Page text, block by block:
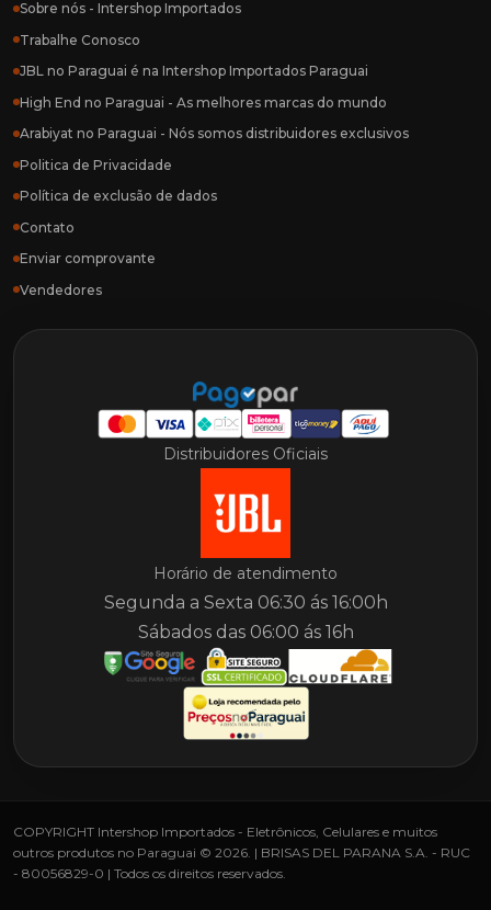
Sobre nós - Intershop Importados
Trabalhe Conosco
JBL no Paraguai é na Intershop Importados Paraguai
High End no Paraguai - As melhores marcas do mundo
Arabiyat no Paraguai - Nós somos distribuidores exclusivos
Politica de Privacidade
Política de exclusão de dados
Contato
Enviar comprovante
Vendedores
Distribuidores Oficiais
Horário de atendimento
Segunda a Sexta 06:30 ás 16:00h
Sábados das 06:00 ás 16h
COPYRIGHT Intershop Importados - Eletrônicos, Celulares e muitos
outros produtos no Paraguai © 2026. | BRISAS DEL PARANA S.A. - RUC
- 80056829-0 | Todos os direitos reservados.